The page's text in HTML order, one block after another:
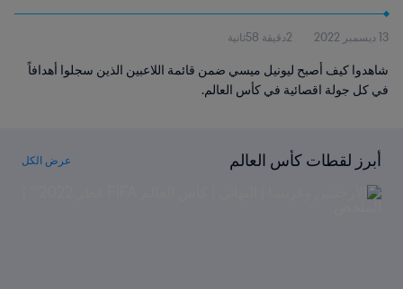
13 ديسمبر 2022 2دقيقة 58ثانية
شاهدوا كيف أصبح ليونيل ميسي ضمن قائمة اللاعبين الذين سجلوا أهدافاً
في كل جولة اقصائية في كأس العالم.
أبرز لقطات كأس العالم عرض الكل